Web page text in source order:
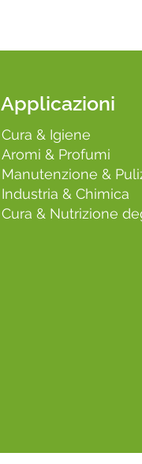
Applicazioni
Cura & Igiene
Aromi & Profumi
Manutenzione &
Industria & Chimica
Cura & Nutrizione